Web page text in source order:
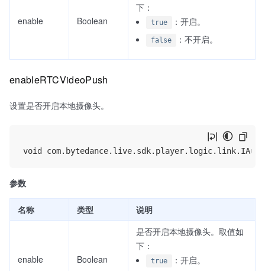
enable Boolean
下：
true ：开启。
false ：不开启。
enableRTCVideoPush
设置是否开启本地摄像头。
参数
名称 类型 说明
enable Boolean
是否开启本地摄像头。取值如
下：
true ：开启。